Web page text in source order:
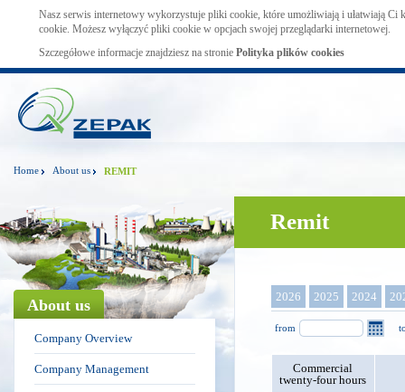
Nasz serwis internetowy wykorzystuje pliki cookie, które umożliwiają i ułatwiają Ci
cookie. Możesz wyłączyć pliki cookie w opcjach swojej przeglądarki internetowej.
Szczegółowe informacje znajdziesz na stronie Polityka plików cookies
Home About us REMIT
About us
Company Overview
Company Management
Remit
2026 2025 2024
from
Commercial
twenty-four hours